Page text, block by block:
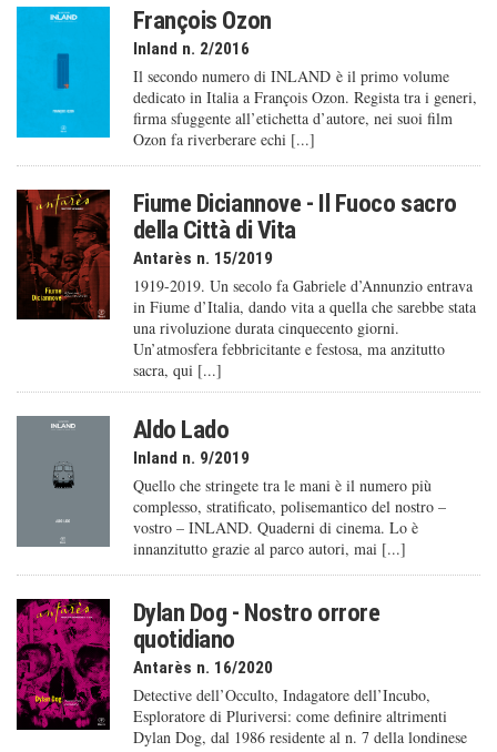
François Ozon
Inland n. 2/2016
Il secondo numero di INLAND è il primo volume
dedicato in Italia a François Ozon. Regista tra i generi,
firma sfuggente all’etichetta d’autore, nei suoi film
Ozon fa riverberare echi [...]
Fiume Diciannove - Il Fuoco sacro
della Città di Vita
Antarès n. 15/2019
1919-2019. Un secolo fa Gabriele d’Annunzio entrava
in Fiume d’Italia, dando vita a quella che sarebbe stata
una rivoluzione durata cinquecento giorni.
Un’atmosfera febbricitante e festosa, ma anzitutto
sacra, qui [...]
Aldo Lado
Inland n. 9/2019
Quello che stringete tra le mani è il numero più
complesso, stratificato, polisemantico del nostro –
vostro – INLAND. Quaderni di cinema. Lo è
innanzitutto grazie al parco autori, mai [...]
Dylan Dog - Nostro orrore
quotidiano
Antarès n. 16/2020
Detective dell’Occulto, Indagatore dell’Incubo,
Esploratore di Pluriversi: come definire altrimenti
Dylan Dog, dal 1986 residente al n. 7 della londinese